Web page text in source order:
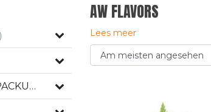
AROMEN GROßVERPACKUNGEN (120)
AW FLAVORS
Lees meer